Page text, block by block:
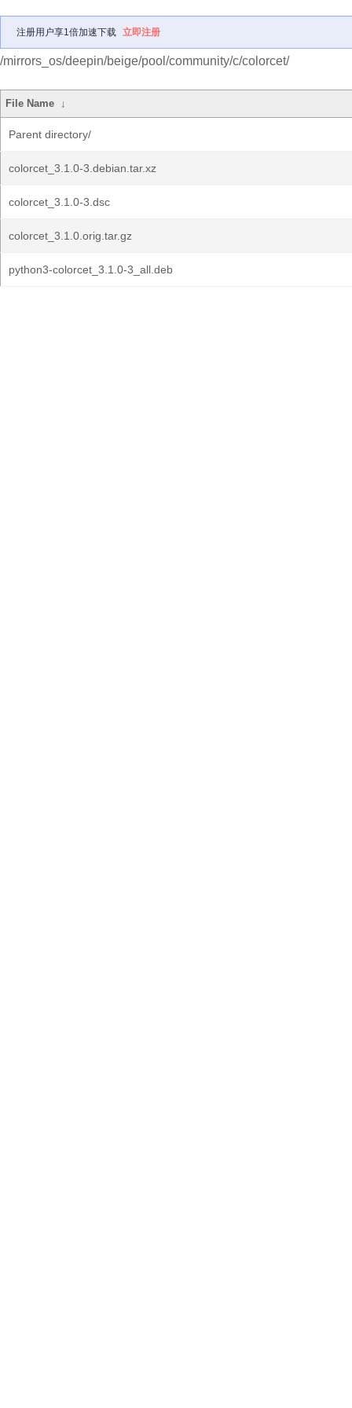
注册用户享1倍加速下载 立即注册
/mirrors_os/deepin/beige/pool/community/c/colorcet/
File Name ↓
Parent directory/
colorcet_3.1.0-3.debian.tar.xz
colorcet_3.1.0-3.dsc
colorcet_3.1.0.orig.tar.gz
python3-colorcet_3.1.0-3_all.deb